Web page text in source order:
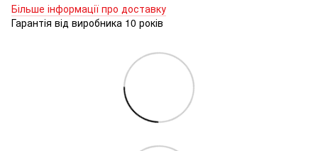
Більше інформації про доставку
Гарантія від виробника 10 років